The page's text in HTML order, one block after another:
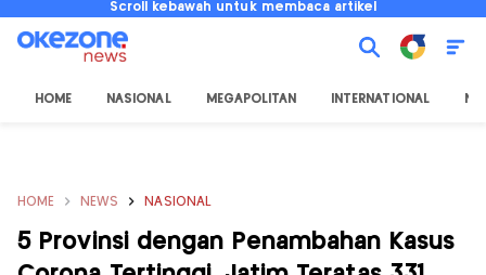
Scroll kebawah untuk membaca artikel
HOME NASIONAL MEGAPOLITAN INTERNATIONAL
HOME NEWS NASIONAL
5 Provinsi dengan Penambahan Kasus